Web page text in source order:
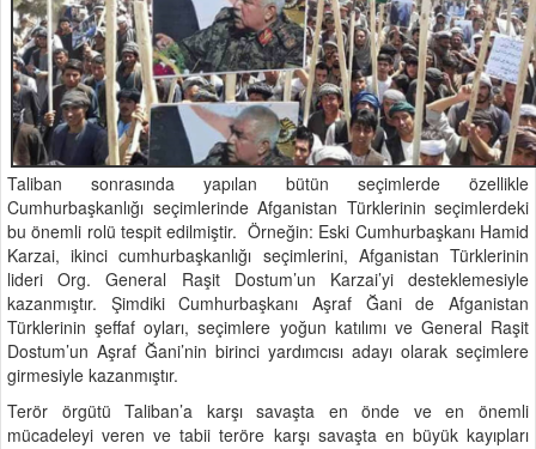
Taliban sonrasında yapılan bütün seçimlerde özellikle
Cumhurbaşkanlığı seçimlerinde Afganistan Türklerinin seçimlerdeki
bu önemli rolü tespit edilmiştir. Örneğin: Eski Cumhurbaşkanı Hamid
Karzai, ikinci cumhurbaşkanlığı seçimlerini, Afganistan Türklerinin
lideri Org. General Raşit Dostum’un Karzai’yi desteklemesiyle
kazanmıştır. Şimdiki Cumhurbaşkanı Aşraf Ğani de Afganistan
Türklerinin şeffaf oyları, seçimlere yoğun katılımı ve General Raşit
Dostum’un Aşraf Ğani’nin birinci yardımcısı adayı olarak seçimlere
girmesiyle kazanmıştır.
Terör örgütü Taliban’a karşı savaşta en önde ve en önemli
mücadeleyi veren ve tabii teröre karşı savaşta en büyük kayıpları